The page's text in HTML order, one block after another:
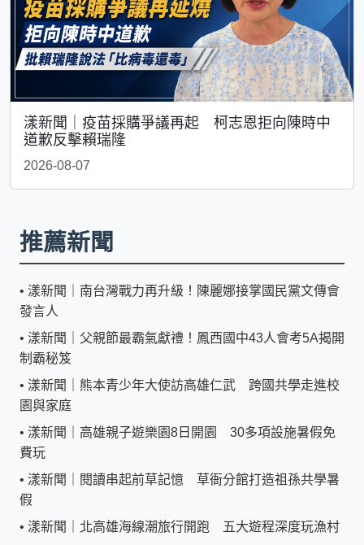
漾新聞｜疫苗採購爭議再起 柯志恩拒向陳時中
道歉反擊賴瑞隆
2026-08-07
推薦新聞
• 漾新聞｜南台灣戰力再升級！陳麗娜接掌國民黨文傳會
發言人
• 漾新聞｜父親節最霸氣獻禮！鳳西國中43人會考5A揭開
制霸秘笈
• 漾新聞｜熊本青少年大使訪高雄仁武 跨國共學走進校
園與家庭
• 漾新聞｜高雄親子遊樂園8日開園 30多項設施暑假免
費玩
• 漾新聞｜閱讀串起前草記憶 草衙分館打造祖孫共學暑
假
• 漾新聞｜北高雄海線潮旅行開跑 五大遊程深度玩漁村